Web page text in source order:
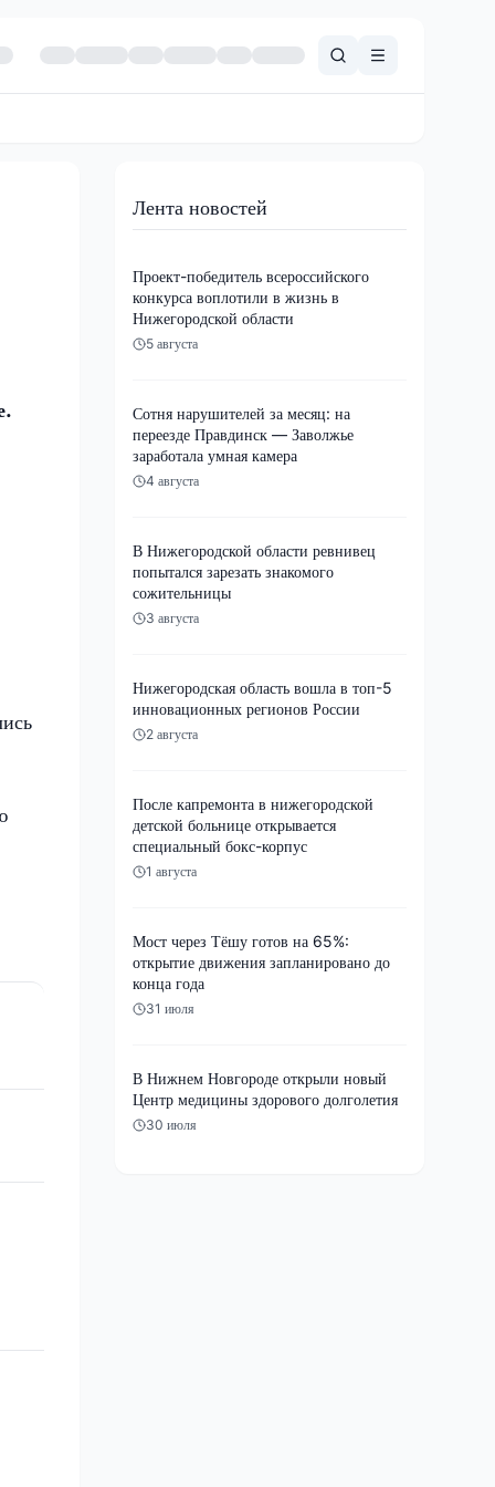
Лента новостей
Проект-победитель всероссийского
конкурса воплотили в жизнь в
Нижегородской области
5 августа
Сотня нарушителей за месяц: на
переезде Правдинск — Заволжье
заработала умная камера
4 августа
В Нижегородской области ревнивец
попытался зарезать знакомого
сожительницы
3 августа
Нижегородская область вошла в топ-5
инновационных регионов России
2 августа
После капремонта в нижегородской
детской больнице открывается
специальный бокс-корпус
1 августа
Мост через Тёшу готов на 65%:
открытие движения запланировано до
конца года
31 июля
В Нижнем Новгороде открыли новый
Центр медицины здорового долголетия
30 июля